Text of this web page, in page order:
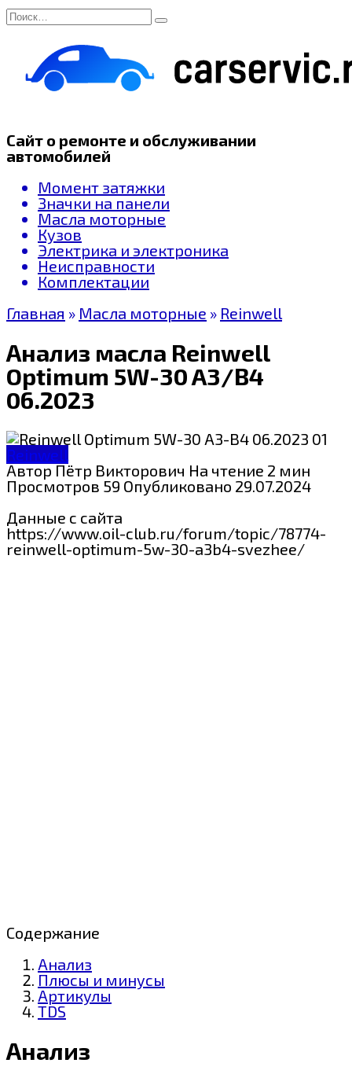
Перейти
к
содержанию
Search
for:
Сайт о ремонте и обслуживании
автомобилей
Момент затяжки
Значки на панели
Масла моторные
Кузов
Электрика и электроника
Неисправности
Комплектации
Главная » Масла моторные » Reinwell
Анализ масла Reinwell
Optimum 5W-30 A3/B4
06.2023
Reinwell
АвторПётр Викторович На чтение 2 мин
Просмотров 59 Опубликовано 29.07.2024
Данные с сайта
https://www.oil-club.ru/forum/topic/78774-
reinwell-optimum-5w-30-a3b4-svezhee/
Содержание
Анализ
Плюсы и минусы
Артикулы
TDS
Анализ